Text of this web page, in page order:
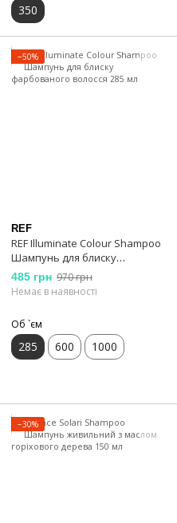
350
−50%
REF
REF Illuminate Colour Shampoo
Шампунь для блиску
фарбованого волосся 285 мл
485 грн 970 грн
Немає в наявності
Об `єм
285 600 1000
−30%